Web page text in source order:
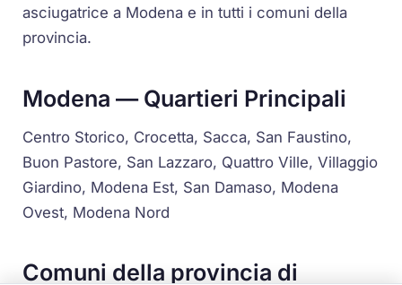
asciugatrice a Modena e in tutti i comuni della
provincia.
Modena — Quartieri Principali
Centro Storico, Crocetta, Sacca, San Faustino,
Buon Pastore, San Lazzaro, Quattro Ville, Villaggio
Giardino, Modena Est, San Damaso, Modena
Ovest, Modena Nord
Comuni della provincia di